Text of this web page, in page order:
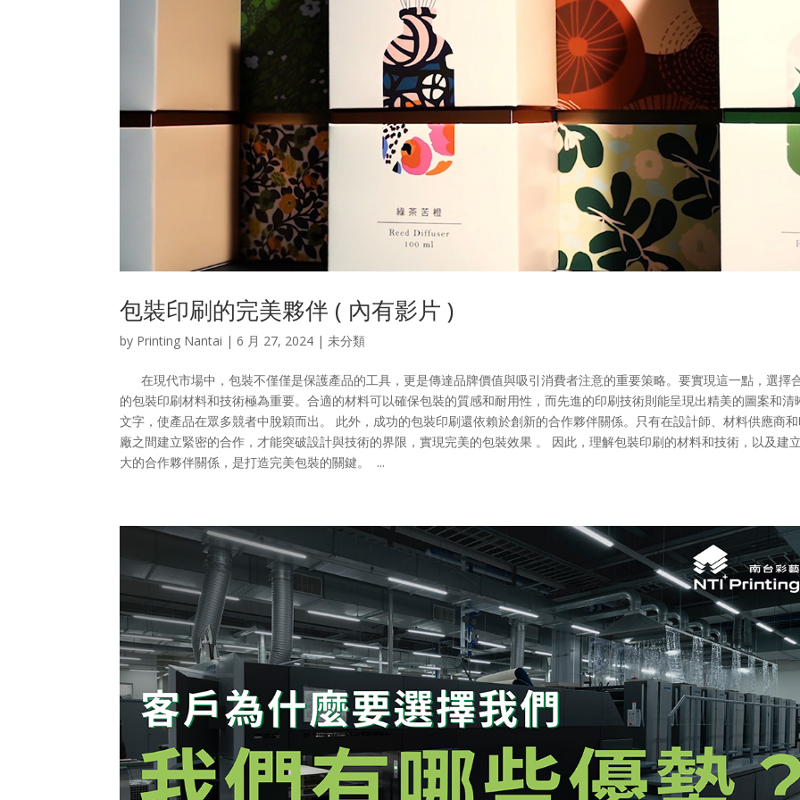
包裝印刷的完美夥伴 ( 內有影片 )
by Printing Nantai |6 月 27, 2024 | 未分類
在現代市場中，包裝不僅僅是保護產品的工具，更是傳達品牌價值與吸引消費者注意的重要策略。要實現這一點，選擇
的包裝印刷材料和技術極為重要。合適的材料可以確保包裝的質感和耐用性，而先進的印刷技術則能呈現出精美的圖案和清
文字，使產品在眾多競者中脫穎而出。 此外，成功的包裝印刷還依賴於創新的合作夥伴關係。只有在設計師、材料供應商
廠之間建立緊密的合作，才能突破設計與技術的界限，實現完美的包裝效果 。 因此，理解包裝印刷的材料和技術，以及建
大的合作夥伴關係，是打造完美包裝的關鍵。 ...